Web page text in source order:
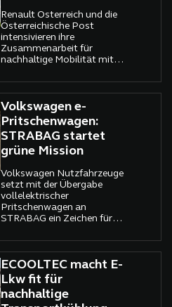
Renault Österreich und die
Österreichische Post
intensivieren ihre
Zusammenarbeit für
nachhaltige Mobilität mit
Renault Master E Tech
Electric.
Volkswagen e-
Pritschenwagen:
STRABAG startet
grüne Mission
Volkswagen Nutzfahrzeuge
setzt mit der Übergabe
vollelektrischer
Pritschenwagen an
STRABAG ein Zeichen für
Baustellen.
ECOOLTEC macht E-
Lkw fit für
nachhaltige